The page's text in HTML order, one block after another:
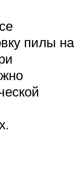
пилы на